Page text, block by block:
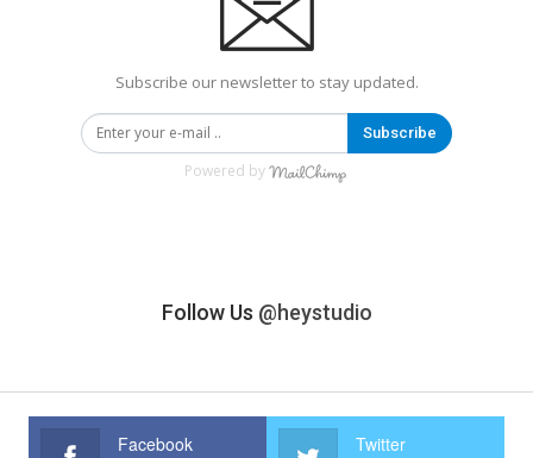
Subscribe our newsletter to stay updated.
Subscribe
Powered by
Follow Us @heystudio
Facebook Twitter